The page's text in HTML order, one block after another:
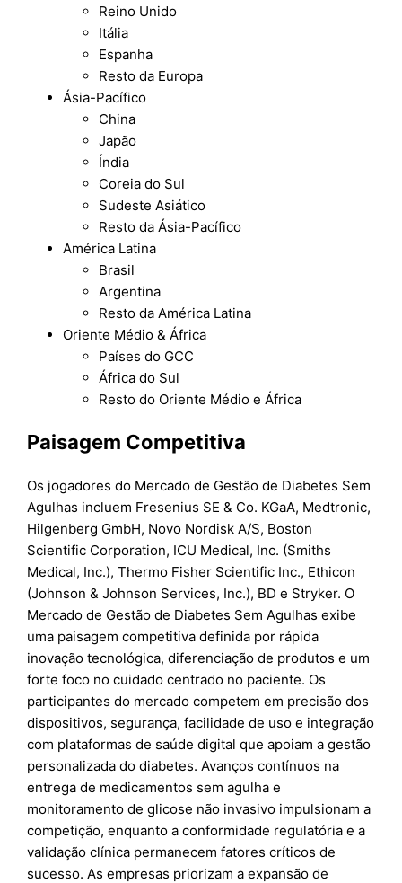
Reino Unido
Itália
Espanha
Resto da Europa
Ásia-Pacífico
China
Japão
Índia
Coreia do Sul
Sudeste Asiático
Resto da Ásia-Pacífico
América Latina
Brasil
Argentina
Resto da América Latina
Oriente Médio & África
Países do GCC
África do Sul
Resto do Oriente Médio e África
Paisagem Competitiva
Os jogadores do Mercado de Gestão de Diabetes Sem
Agulhas incluem Fresenius SE & Co. KGaA, Medtronic,
Hilgenberg GmbH, Novo Nordisk A/S, Boston
Scientific Corporation, ICU Medical, Inc. (Smiths
Medical, Inc.), Thermo Fisher Scientific Inc., Ethicon
(Johnson & Johnson Services, Inc.), BD e Stryker. O
Mercado de Gestão de Diabetes Sem Agulhas exibe
uma paisagem competitiva definida por rápida
inovação tecnológica, diferenciação de produtos e um
forte foco no cuidado centrado no paciente. Os
participantes do mercado competem em precisão dos
dispositivos, segurança, facilidade de uso e integração
com plataformas de saúde digital que apoiam a gestão
personalizada do diabetes. Avanços contínuos na
entrega de medicamentos sem agulha e
monitoramento de glicose não invasivo impulsionam a
competição, enquanto a conformidade regulatória e a
validação clínica permanecem fatores críticos de
sucesso. As empresas priorizam a expansão de